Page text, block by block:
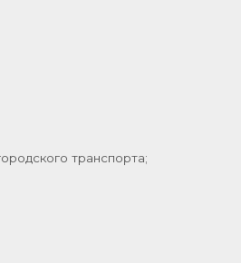
транспорта;